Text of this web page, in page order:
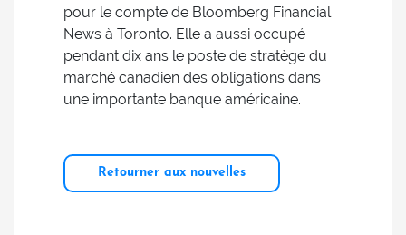
pour le compte de Bloomberg Financial
News à Toronto. Elle a aussi occupé
pendant dix ans le poste de stratège du
marché canadien des obligations dans
une importante banque américaine.
Retourner aux nouvelles